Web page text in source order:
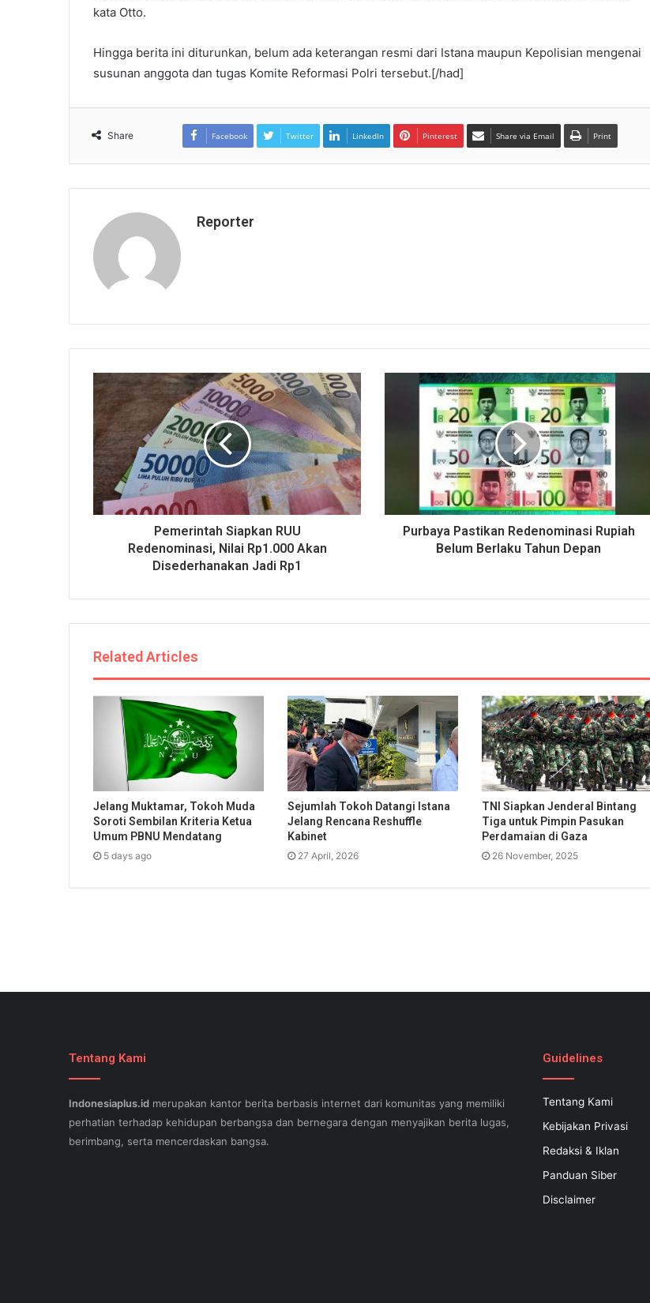
kata Otto.
Hingga berita ini diturunkan, belum ada keterangan resmi dari Istana maupun Kepolisian mengenai
susunan anggota dan tugas Komite Reformasi Polri tersebut.[/had]
Share Facebook Twitter LinkedIn Pinterest Share via Email Print
Reporter
Pemerintah Siapkan RUU
Redenominasi, Nilai Rp1.000 Akan
Disederhanakan Jadi Rp1
Purbaya Pastikan Redenominasi Rupiah
Belum Berlaku Tahun Depan
Related Articles
Jelang Muktamar, Tokoh Muda
Soroti Sembilan Kriteria Ketua
Umum PBNU Mendatang
5 days ago
Sejumlah Tokoh Datangi Istana
Jelang Rencana Reshuffle
Kabinet
27 April, 2026
TNI Siapkan Jenderal Bintang
Tiga untuk Pimpin Pasukan
Perdamaian di Gaza
26 November, 2025
Tentang Kami
Indonesiaplus.id merupakan kantor berita berbasis internet dari komunitas yang memiliki
perhatian terhadap kehidupan berbangsa dan bernegara dengan menyajikan berita lugas,
berimbang, serta mencerdaskan bangsa.
Guidelines
Tentang Kami
Kebijakan Privasi
Redaksi & Iklan
Panduan Siber
Disclaimer